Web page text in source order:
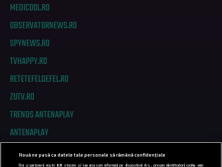
MEDICOOL.RO
OBSERVATORNEWS.RO
SPYNEWS.RO
TVHAPPY.RO
RETETEFELDEFEL.RO
ZUTV.RO
TRENDS ANTENAPLAY
ANTENAPLAY
PRIVACY
Nouă ne pasă ca datele tale personale să rămână confidențiale
Noi și partenerii noștri 831 stocăm și/sau accesăm informații pe dispozitivul dvs., precum identificatorii cookie unici